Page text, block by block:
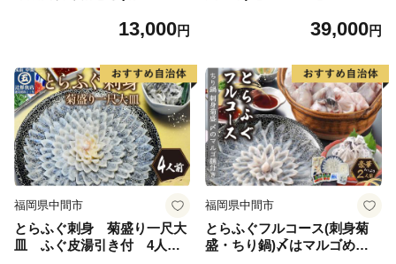
13,000円 39,000円
福岡県中間市
とらふぐ刺身 菊盛り一尺大
皿 ふぐ皮湯引き付 4人前
福岡県中間市
とらふぐフルコース(刺身菊
盛・ちり鍋)〆はマルゴめん